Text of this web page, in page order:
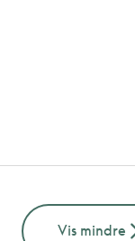
Vis mindre